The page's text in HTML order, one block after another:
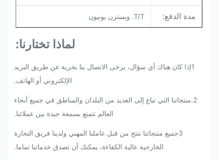
مدة الدفع: T/T. ويسترن يونيون
لماذا تختارنا:
1إذا كان هناك أي سؤال، يرجى الاتصال بنا بحرية عن طريق البريد
الإلكتروني أو الهاتف.
2. منتجاتنا التي تباع إلى العديد من البلدان والمناطق في جميع أنحاء
العالم تتمتع بسمعة جيدة بين عملائنا.
3جميع منتجاتنا تنتج من قبل عاملنا المهني ولدينا فريق التجارة
الخارجية عالية الكفاءة، يمكنك أن تصدق خدماتنا تماما.